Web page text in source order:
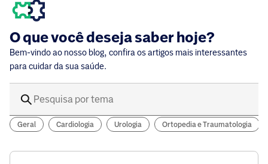
O que você deseja saber hoje?
Bem-vindo ao nosso blog, confira os artigos mais interessantes
para cuidar da sua saúde.
Geral Cardiologia Urologia Ortopedia e Traumatologia